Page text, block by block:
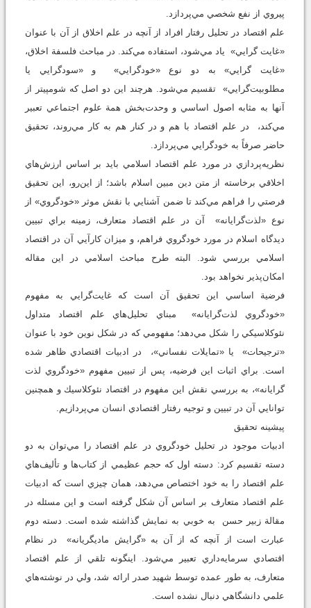
پيروي از نفع شخصي مي‌پردازد.
علم اقتصاد در تحليل رفتار افراد از آنچه در علم اخلاق از آن با عنوان
«غايت گرايي» ياد مي‌شود، استفاده مي‌كند. در مباحث فلسفة اخلاق،
«غايت گرايي» به دو نوع «خودگرايي» و «سود‌گرايي يا
مطلوبيت‌گرايي» تقسيم مي‌شود. هرچند اين دو اصل كه شومپيتر از
آنها به مثابه اصول اساسي و وحدت‌بخش همة علوم اجتماعي تعبير
مي‌كند، در علم اقتصاد با هم و در كنار هم به كار مي‌روند، تحقيق
حاضر صرفاً به خودگرايي مي‌پردازد.
نظريه‌پردازي در مورد علم اقتصاد اسلامي بايد بر اساس ارزش‌هاي
اخلاقي برخاسته از متن دين مبين اسلام باشد؛ از اين‌رو، اين تحقيق
فرصتي را فراهم مي‌كند تا ضمن آشنايي با نقش موثر «خودگروي» از
نوع «لذت‌گرايانه» آن در علم اقتصاد متعارف، زمينه براي تبيين
ديدگاه اسلام در مورد خودگروي فراهم، و ميزان كارآيي آن در اقتصاد
اسلامي بررسي شود. البته طرح مباحث اسلامي در اين مقاله
امكان‌پذير نخواهد بود.
فرضية اساسي اين تحقيق آن است كه غايت‌گرايي به مفهوم
«خودگروي لذت‌گرايانه» مبناي تحليل‌هاي علم اقتصاد متداول
نئوكلاسيكي را شكل مي‌دهد؛ مفهومي كه در شكل نوين خود با عنوان
«ترجيحات» يا «تمايلات نفساني»، در ادبيات اقتصادي ظاهر شده
است. براي اثبات اين فرضيه، پس از تبيين مفهوم «خودگروي لذت
گرايانه»، به بررسي نقش اين مفهوم در اقتصاد نئوكلاسيك و همچنين
توانايي آن در تبيين و توجيه رفتار اقتصادي انسان مي‌پردازيم.
پيشينه تحقيق
ادبيات موجود در تحليل خودگروي در علم اقتصاد را مي‌توان به دو
دسته تقسيم كرد: دسته اول كه حجم عظيمي از كتاب‌ها و تأليف‌هاي
علم اقتصاد را به خود اختصاص مي‌دهد، همان چيزي است كه ادبيات
علم اقتصاد متعارف بر اساس آن شكل گرفته است و اين مسئله در
مقالة زبير حسن به خوبي به نمايش گذاشته شده است. دسته دوم
عبارت است از آنچه كه از آن به «گرايش ماديگريانه» در نظام
اقتصادي سرمايه‌داري تعبير مي‌شود. اينگونه تلقي از علم اقتصاد
متعارف، به طور عمده توسط شهيد صدر ارائه شد، ولي در نوشته‌هاي
علمي دانشگاهي دنبال نشده است.